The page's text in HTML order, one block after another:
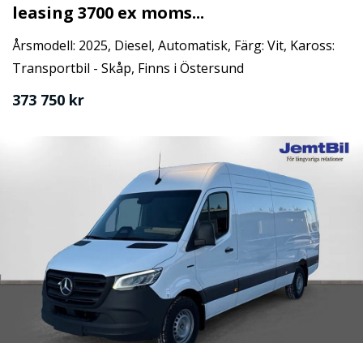
leasing 3700 ex moms...
Årsmodell: 2025, Diesel, Automatisk, Färg: Vit, Kaross:
Transportbil - Skåp, Finns i Östersund
373 750 kr